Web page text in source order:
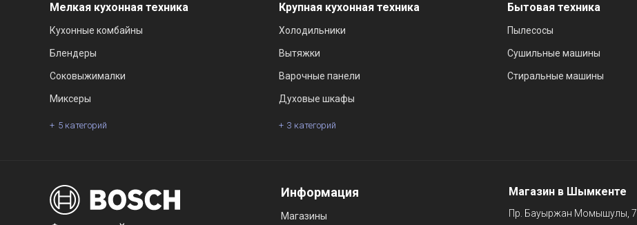
Мелкая кухонная техника
Кухонные комбайны
Блендеры
Соковыжималки
Миксеры
5 категорий
Крупная кухонная техника
Холодильники
Вытяжки
Варочные панели
Духовые шкафы
3 категорий
Бытовая техника
Пылесосы
Сушильные машины
Стиральные машины
Информация
Магазины
Магазин в Шымкенте
Пр. Бауыржан Момышулы, 7